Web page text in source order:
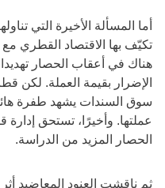
أما المسألة الأخيرة التي
تكيّف بها الاقتصاد القطري
هناك في أعقاب الحصار
الإضرار بقيمة العملة. لكن
سوق السندات يشهد طفرة
عملتها. وأخيرًا، تستحق
الحصار المزيد من الدراسة.
ثم ناقشت العنود المعاضيد